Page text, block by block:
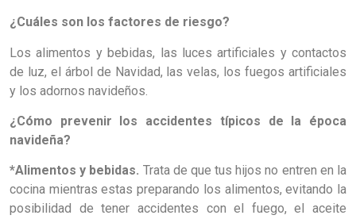
¿Cuáles son los factores de riesgo?
Los alimentos y bebidas, las luces artificiales y contactos
de luz, el árbol de Navidad, las velas, los fuegos artificiales
y los adornos navideños.
¿Cómo prevenir los accidentes típicos de la época
navideña?
*Alimentos y bebidas. Trata de que tus hijos no entren en la
cocina mientras estas preparando los alimentos, evitando la
posibilidad de tener accidentes con el fuego, el aceite